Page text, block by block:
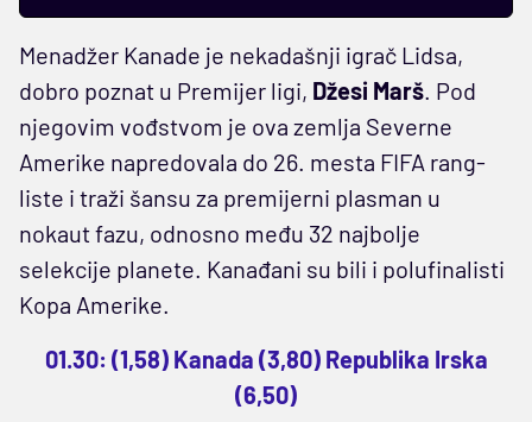
Menadžer Kanade je nekadašnji igrač Lidsa,
dobro poznat u Premijer ligi, Džesi Marš. Pod
njegovim vođstvom je ova zemlja Severne
Amerike napredovala do 26. mesta FIFA rang-
liste i traži šansu za premijerni plasman u
nokaut fazu, odnosno među 32 najbolje
selekcije planete. Kanađani su bili i polufinalisti
Kopa Amerike.
01.30: (1,58) Kanada (3,80) Republika Irska
(6,50)